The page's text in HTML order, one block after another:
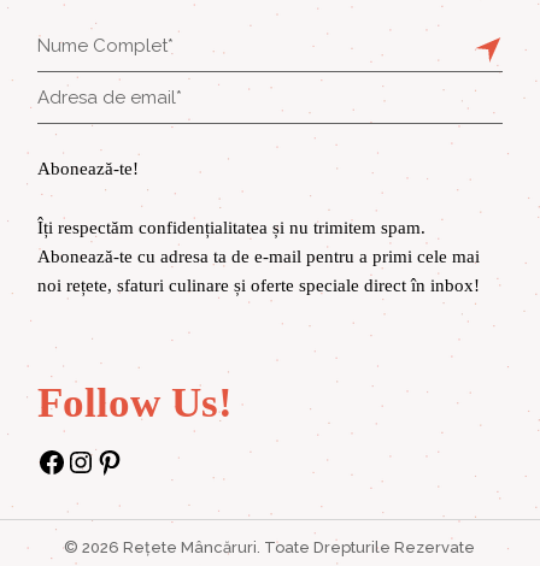
Abonează-te!
Îți respectăm confidențialitatea și nu trimitem spam.
Abonează-te cu adresa ta de e-mail pentru a primi cele mai
noi rețete, sfaturi culinare și oferte speciale direct în inbox!
Follow Us!
Facebook
Instagram
Pinterest
©2026 Rețete Mâncăruri . Toate Drepturile Rezervate